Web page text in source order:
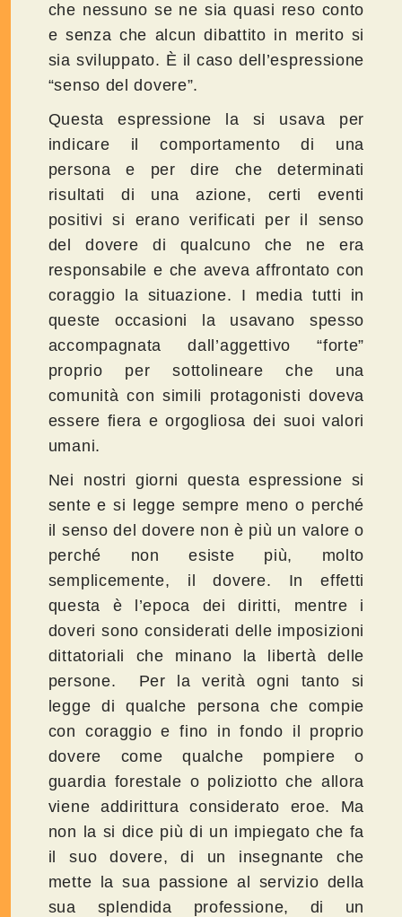
che nessuno se ne sia quasi reso conto
e senza che alcun dibattito in merito si
sia sviluppato. È il caso dell’espressione
“senso del dovere”.
Questa espressione la si usava per
indicare il comportamento di una
persona e per dire che determinati
risultati di una azione, certi eventi
positivi si erano verificati per il senso
del dovere di qualcuno che ne era
responsabile e che aveva affrontato con
coraggio la situazione. I media tutti in
queste occasioni la usavano spesso
accompagnata dall’aggettivo “forte”
proprio per sottolineare che una
comunità con simili protagonisti doveva
essere fiera e orgogliosa dei suoi valori
umani.
Nei nostri giorni questa espressione si
sente e si legge sempre meno o perché
il senso del dovere non è più un valore o
perché non esiste più, molto
semplicemente, il dovere. In effetti
questa è l’epoca dei diritti, mentre i
doveri sono considerati delle imposizioni
dittatoriali che minano la libertà delle
persone. Per la verità ogni tanto si
legge di qualche persona che compie
con coraggio e fino in fondo il proprio
dovere come qualche pompiere o
guardia forestale o poliziotto che allora
viene addirittura considerato eroe. Ma
non la si dice più di un impiegato che fa
il suo dovere, di un insegnante che
mette la sua passione al servizio della
sua splendida professione, di un